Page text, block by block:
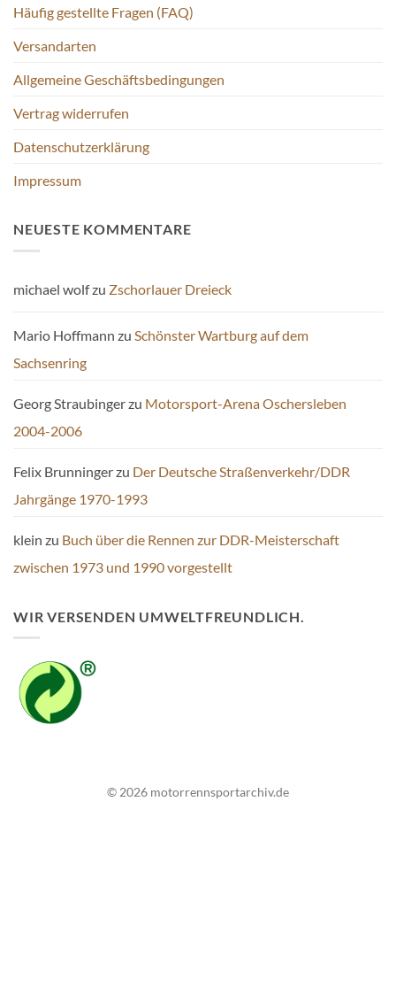
Häufig gestellte Fragen (FAQ)
Versandarten
Allgemeine Geschäftsbedingungen
Vertrag widerrufen
Datenschutzerklärung
Impressum
NEUESTE KOMMENTARE
michael wolfzu Zschorlauer Dreieck
Mario Hoffmann zu Schönster Wartburg auf dem
Sachsenring
Georg Straubingerzu Motorsport-Arena Oschersleben
2004-2006
Felix Brunningerzu Der Deutsche Straßenverkehr/DDR
Jahrgänge 1970-1993
klein zu Buch über die Rennen zur DDR-Meisterschaft
zwischen 1973 und 1990 vorgestellt
WIR VERSENDEN UMWELTFREUNDLICH.
© 2026 motorrennsportarchiv.de